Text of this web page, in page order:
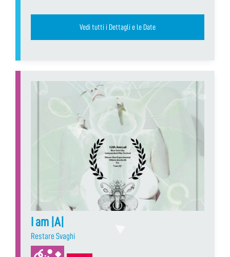
Vedi tutti i Dettagli e le Date
I am |A|
Restare Svaghi